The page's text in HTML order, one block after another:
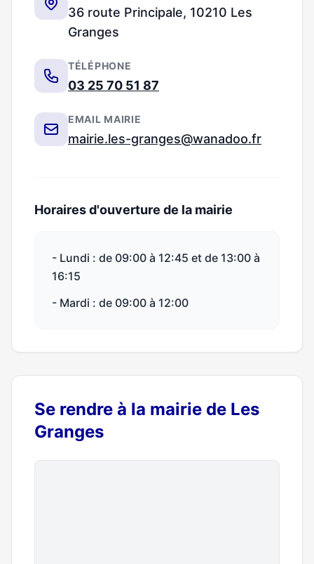
36 route Principale, 10210 Les
Granges
TÉLÉPHONE
03 25 70 51 87
EMAIL MAIRIE
mairie.les-granges@wanadoo.fr
Horaires d'ouverture de la mairie
- Lundi : de 09:00 à 12:45 et de 13:00 à
16:15
- Mardi : de 09:00 à 12:00
Se rendre à la mairie de Les
Granges